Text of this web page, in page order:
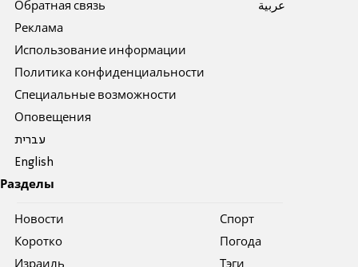
Обратная связь
Реклама
Использование информации
Политика конфиденциальности
Специальные возможности
Оповещения
עברית
English
عربية
Разделы
Новости
Коротко
Спорт
Погода